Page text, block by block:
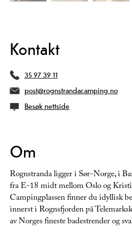
Kontakt
35 97 39 11
post@rognstrandacamping.no
Besøk nettside
Om
Rognstranda ligger i Sør-Norge, i
fra E-18 midt mellom Oslo og
Campingplassen finner du idyllisk
innerst i Rognsfjorden på
av Norges fineste badestrender og